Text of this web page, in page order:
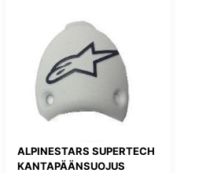
ALPINESTARS SUPERTECH
KANTAPÄÄNSUOJUS